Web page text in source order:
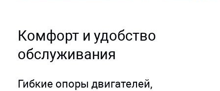
Комфорт и удобство
обслуживания
Гибкие опоры двигателей,